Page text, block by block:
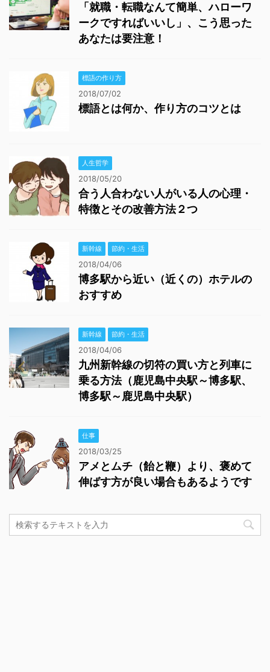
「就職・転職なんて簡単、ハローワ
ークですればいいし」、こう思った
あなたは要注意！
標語の作り方
2018/07/02
標語とは何か、作り方のコツとは
人生哲学
2018/05/20
合う人合わない人がいる人の心理・
特徴とその改善方法２つ
新幹線 節約・生活
2018/04/06
博多駅から近い（近くの）ホテルの
おすすめ
新幹線 節約・生活
2018/04/06
九州新幹線の切符の買い方と列車に
乗る方法（鹿児島中央駅～博多駅、
博多駅～鹿児島中央駅）
仕事
2018/03/25
アメとムチ（飴と鞭）より、褒めて
伸ばす方が良い場合もあるようです